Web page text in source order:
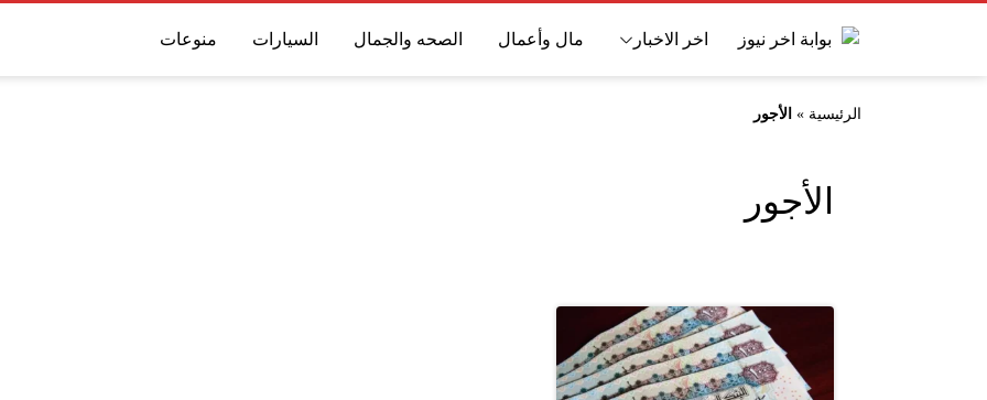
اخر الاخبار مال وأعمال الصحه والجمال السيارات منوعات
الرئيسية » الأجور
الأجور